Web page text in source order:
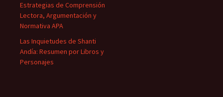
Estrategias de Comprensión
Lectora, Argumentación y
Normativa APA
Las Inquietudes de Shanti
Andía: Resumen por Libros y
Personajes